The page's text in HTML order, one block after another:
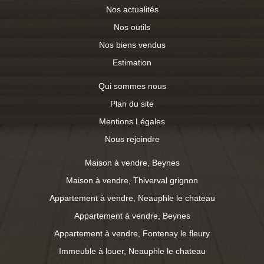
Nos actualités
Nos outils
Nos biens vendus
Estimation
Qui sommes nous
Plan du site
Mentions Légales
Nous rejoindre
Maison à vendre, Beynes
Maison à vendre, Thiverval grignon
Appartement à vendre, Neauphle le chateau
Appartement à vendre, Beynes
Appartement à vendre, Fontenay le fleury
Immeuble à louer, Neauphle le chateau